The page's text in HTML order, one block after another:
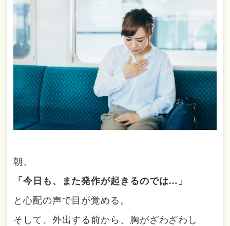
朝、
「今日も、また発作が起きるのでは…」
と心配の声で目が覚める。
そして、外出する前から、胸がざわざわし